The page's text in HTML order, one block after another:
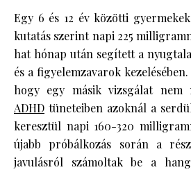
Egy 6 és 12 év közötti
kutatás szerint napi 225
hat hónap után segített a
és a figyelemzavarok
hogy egy másik vizsgálat nem
ADHD tüneteiben azoknál a
keresztül napi 160-320
újabb próbálkozás során a
javulásról számoltak be a